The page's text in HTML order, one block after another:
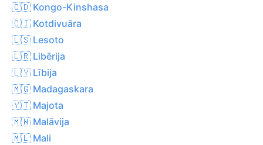
🇨🇩 Kongo-Kinshasa
🇨🇮 Kotdivuāra
🇱🇸 Lesoto
🇱🇷 Libērija
🇱🇾 Lībija
🇲🇬 Madagaskara
🇾🇹 Majota
🇲🇼 Malāvija
🇲🇱 Mali